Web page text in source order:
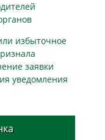
избыточное
заявки
уведомления